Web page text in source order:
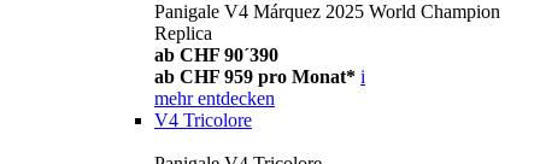
Panigale V4 Márquez 2025 World Champion
Replica
ab CHF 90´390
ab CHF 959 pro Monat* i
mehr entdecken
V4 Tricolore